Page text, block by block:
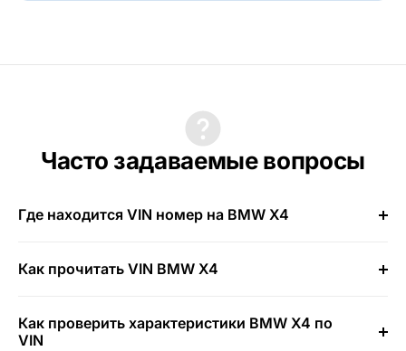
Часто задаваемые вопросы
Где находится VIN номер на BMW X4
Как прочитать VIN BMW X4
Как проверить характеристики BMW X4 по
VIN